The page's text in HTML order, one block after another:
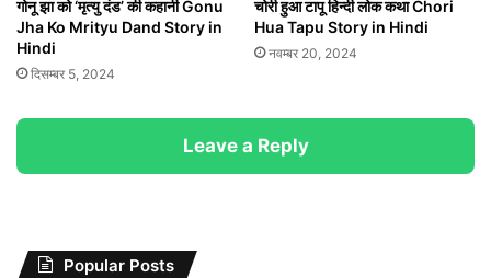
गोनू झा को ‘मृत्यु दंड’ की कहानी Gonu
Jha Ko Mrityu Dand Story in
Hindi
दिसम्बर 5, 2024
चोरी हुआ टापू हिन्दी लोक कथा Chori
Hua Tapu Story in Hindi
नवम्बर 20, 2024
Leave a Reply
Popular Posts